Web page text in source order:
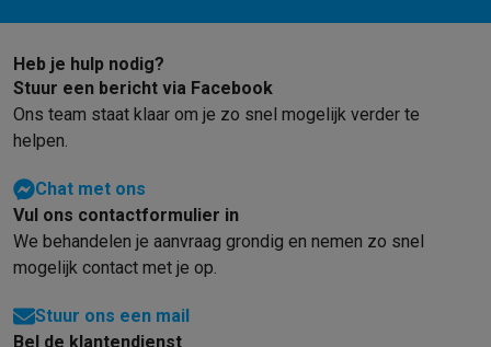
Heb je hulp nodig?
Stuur een bericht via Facebook
Ons team staat klaar om je zo snel mogelijk verder te
helpen.
Chat met ons
Vul ons contactformulier in
We behandelen je aanvraag grondig en nemen zo snel
mogelijk contact met je op.
Stuur ons een mail
Bel de klantendienst